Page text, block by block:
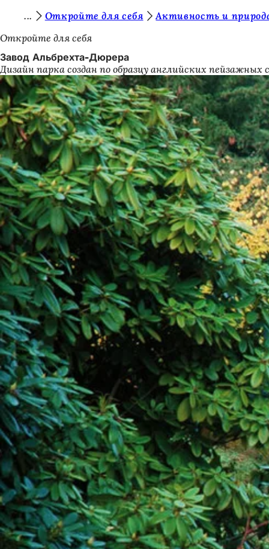
Перейти к содержимому
ы
з
д
е
с
ь
:
Откройте для себя
Активность и
Откройте для себя
Завод Альбрехта-Дюрера
Дизайн парка создан по образцу английских